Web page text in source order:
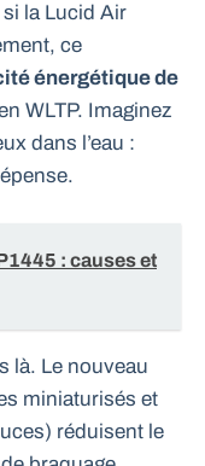
si la Lucid Air
ce
énergétique de
WLTP. Imaginez
dans l’eau :
: causes et
là. Le nouveau
miniaturisés et
réduisent le